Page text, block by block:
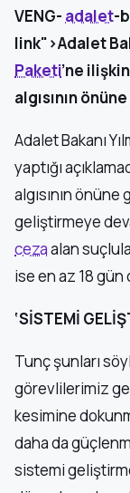
VENG- adalet-
link">Adalet
Paketi’ne
algısının
Adalet Bakanı
yaptığı
algısının
geliştirmeye
cezaalan
ise en az 18 gün
‘SİSTEMİ
Tunç şunları
görevlilerimiz
kesimine
daha da
sistemi